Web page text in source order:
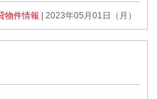
物件情報 | 2023年05月01日（月）